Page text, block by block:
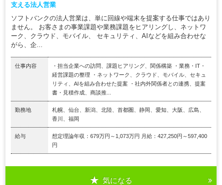
支える法人営業
ソフトバンクの法人営業は、単に回線や端末を提案する仕事ではあり
ません。 お客さまの事業課題や業務課題をヒアリングし、ネットワ
ーク、クラウド、モバイル、 セキュリティ、AIなどを組み合わせな
がら、企...
仕事内容
・担当企業への訪問、課題ヒアリング、関係構築 ・業務・IT・
経営課題の整理 ・ネットワーク、クラウド、モバイル、セキュ
リティ、AIを組み合わせた提案 ・社内外関係者との連携、提案
書・見積作成、商談推...
勤務地
札幌、仙台、新潟、北陸、首都圏、静岡、愛知、大阪、広島、
香川、福岡
給与
想定理論年収：679万円～1,073万円 月給：427,250円～597,400
円
気になる